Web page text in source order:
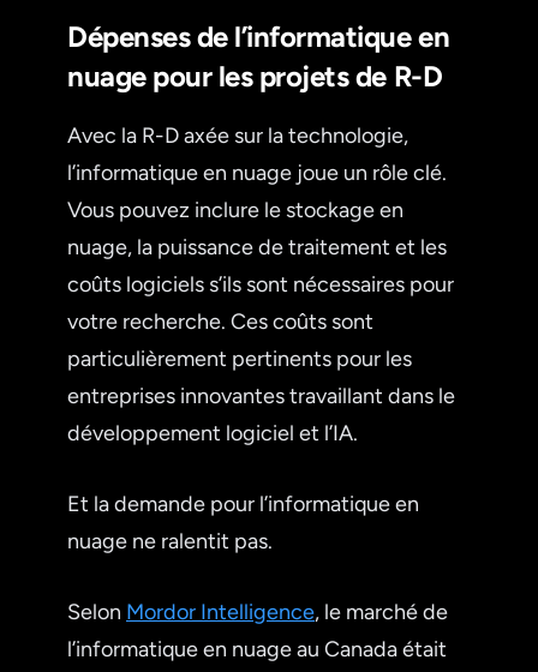
Dépenses de l’informatique en
nuage pour les projets de R-D
Avec la R-D axée sur la technologie,
l’informatique en nuage joue un rôle clé.
Vous pouvez inclure le stockage en
nuage, la puissance de traitement et les
coûts logiciels s’ils sont nécessaires pour
votre recherche. Ces coûts sont
particulièrement pertinents pour les
entreprises innovantes travaillant dans le
développement logiciel et l’IA.
Et la demande pour l’informatique en
nuage ne ralentit pas.
Selon Mordor Intelligence, le marché de
l’informatique en nuage au Canada était